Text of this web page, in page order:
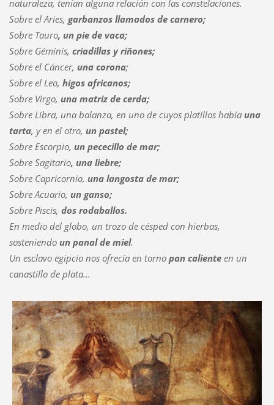
naturaleza, tenían alguna relación con las constelaciones.
Sobre el Aries, garbanzos llamados de carnero;
SobreTauro, un pie de vaca;
SobreGéminis, criadillas y riñones;
Sobreel Cáncer, una corona;
Sobreel Leo, higos africanos;
SobreVirgo, una matriz de cerda;
SobreLibra, una balanza, en uno de cuyos platillos habíauna
tarta, y en el otro, un pastel;
SobreEscorpio, un pececillo de mar;
SobreSagitario, una liebre;
SobreCapricornio, una langosta de mar;
SobreAcuario, un ganso;
SobrePiscis, dos rodaballos.
En medio del globo, un trozo de césped con hierbas,
sosteniendo un panal de miel.
Un esclavo egipcio nos ofrecía en torno pan caliente en un
canastillo de plata...